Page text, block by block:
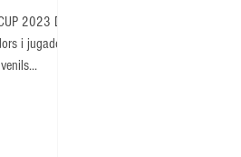
2023 Del
i jugadores